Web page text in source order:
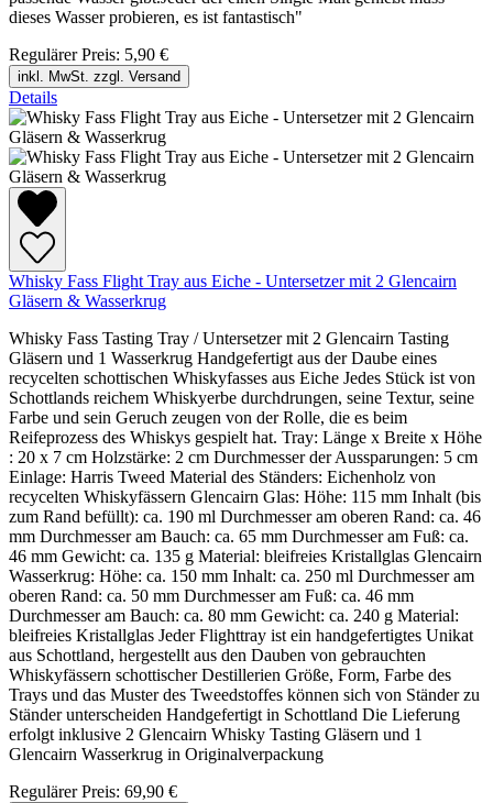
dieses Wasser probieren, es ist fantastisch"
Regulärer Preis: 5,90 €
inkl. MwSt. zzgl. Versand
Details
Whisky Fass Flight Tray aus Eiche - Untersetzer mit 2 Glencairn
Gläsern & Wasserkrug
Whisky Fass Tasting Tray / Untersetzer mit 2 Glencairn Tasting
Gläsern und 1 Wasserkrug Handgefertigt aus der Daube eines
recycelten schottischen Whiskyfasses aus Eiche Jedes Stück ist von
Schottlands reichem Whiskyerbe durchdrungen, seine Textur, seine
Farbe und sein Geruch zeugen von der Rolle, die es beim
Reifeprozess des Whiskys gespielt hat. Tray: Länge x Breite x Höhe
: 20 x 7 cm Holzstärke: 2 cm Durchmesser der Aussparungen: 5 cm
Einlage: Harris Tweed Material des Ständers: Eichenholz von
recycelten Whiskyfässern Glencairn Glas: Höhe: 115 mm Inhalt (bis
zum Rand befüllt): ca. 190 ml Durchmesser am oberen Rand: ca. 46
mm Durchmesser am Bauch: ca. 65 mm Durchmesser am Fuß: ca.
46 mm Gewicht: ca. 135 g Material: bleifreies Kristallglas Glencairn
Wasserkrug: Höhe: ca. 150 mm Inhalt: ca. 250 ml Durchmesser am
oberen Rand: ca. 50 mm Durchmesser am Fuß: ca. 46 mm
Durchmesser am Bauch: ca. 80 mm Gewicht: ca. 240 g Material:
bleifreies Kristallglas Jeder Flighttray ist ein handgefertigtes Unikat
aus Schottland, hergestellt aus den Dauben von gebrauchten
Whiskyfässern schottischer Destillerien Größe, Form, Farbe des
Trays und das Muster des Tweedstoffes können sich von Ständer zu
Ständer unterscheiden Handgefertigt in Schottland Die Lieferung
erfolgt inklusive 2 Glencairn Whisky Tasting Gläsern und 1
Glencairn Wasserkrug in Originalverpackung
Regulärer Preis: 69,90 €